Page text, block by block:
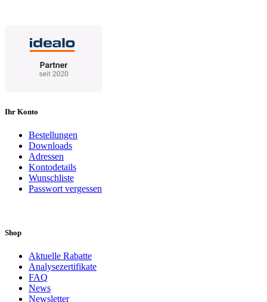
Ihr Konto
Bestellungen
Downloads
Adressen
Kontodetails
Wunschliste
Passwort vergessen
Shop
Aktuelle Rabatte
Analysezertifikate
FAQ
News
Newsletter